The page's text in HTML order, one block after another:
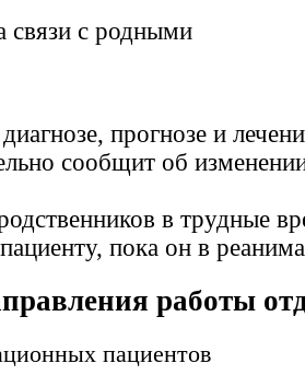
связи с родными
прогнозе и
сообщит об
в трудные
пока он в
работы
пациентов